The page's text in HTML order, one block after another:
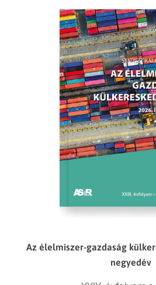
Az élelmiszer-gazdaság
negyedév